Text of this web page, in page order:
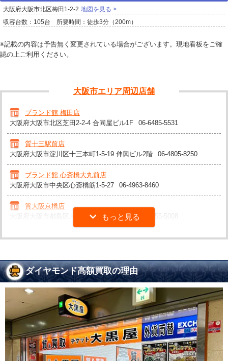
大阪府大阪市北区梅田1-2-2 地図を見る
収容台数：105台 所要時間：徒歩3分（200m）
※記載の内容は予告無く変更されている場合がございます。現地看板をご確
認の上ご利用ください。
大阪市エリア周辺店舗
ブランド館 梅田店
大阪府大阪市北区芝田2-2-4 合同屋ビル1F
06-6485-5531
質十三駅前店
大阪府大阪市淀川区十三本町1-5-19 伸興ビル2階
06-4805-8250
ブランド館 心斎橋大丸前店
大阪府大阪市中央区心斎橋筋1-5-27
06-4963-8460
質大阪京橋店
大阪府大阪市都島区片町2-4-8 上室ビル1F
06-6355-5008
ダイヤモンド高額買取の理由